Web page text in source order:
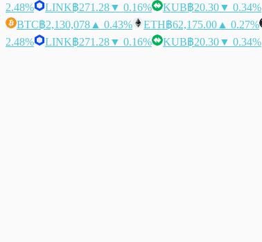
2.48%
LINK฿271.28▼ 0.16% KUB฿20.30▼ 0.34%
BTC฿2,130,078 ▲ 0.43% ETH฿62,175.00 ▲ 0.27%
2.48%
LINK฿271.28▼ 0.16% KUB฿20.30▼ 0.34%